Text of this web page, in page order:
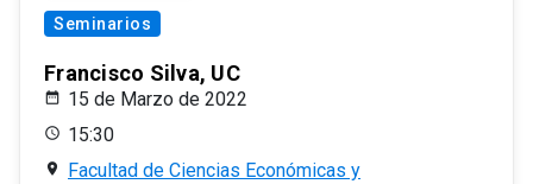
Seminarios
Francisco Silva, UC
15 de Marzo de 2022
15:30
Facultad de Ciencias Económicas y